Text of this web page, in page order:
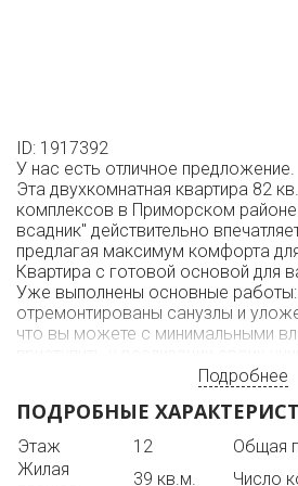
ID: 1917392
У нас есть отличное предложение.
Эта двухкомнатная квартира 82
комплексов в Приморском
всадник" действительно
предлагая максимум комфорта
Квартира с готовой основой для
Уже выполнены основные
отремонтированы санузлы и
что вы можете с минимальными
дизайнерских идей и создать
Из окон квартиры открывается
улицу. Это видовая панорамная
расположенная на 12 этаже.
В квартире кухня большой
Подробнее
ПОДРОБНЫЕ
Этаж 12 Общая
Жилая
39 кв.м. Число